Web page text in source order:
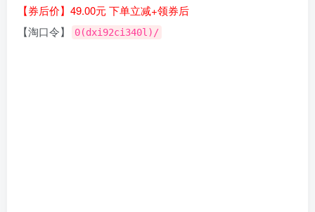
【券后价】49.00元 下单立减+领券后
【淘口令】
0(dxi92ci340l)/